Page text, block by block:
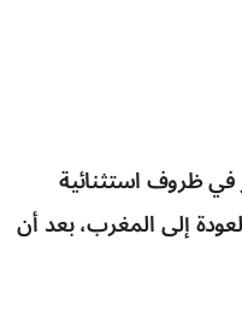
ظروف استثنائية
إلى المغرب، بعد أن